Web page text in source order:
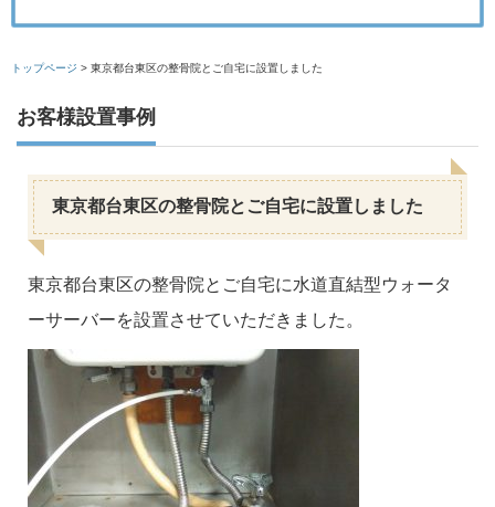
トップページ > 東京都台東区の整骨院とご自宅に設置しました
お客様設置事例
東京都台東区の整骨院とご自宅に設置しました
東京都台東区の整骨院とご自宅に水道直結型ウォータ
ーサーバーを設置させていただきました。